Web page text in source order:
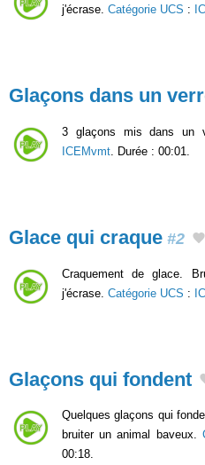
j'écrase. Catégorie UCS :
Glaçons dans un
3 glaçons mis dans un
ICEMvmt . Durée : 00:01.
Glace qui craque #2
Craquement de glace.
j'écrase. Catégorie UCS :
Glaçons qui fondent
Quelques glaçons qui
bruiter un animal baveux.
00:18.